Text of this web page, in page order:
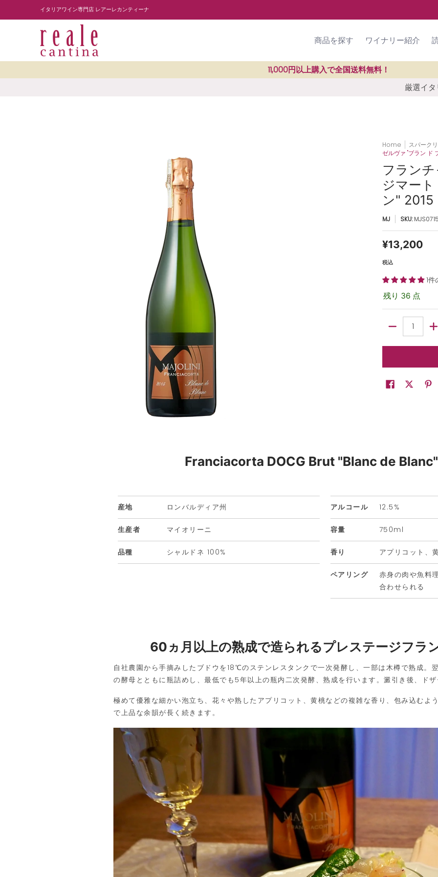
Skip to Main Content商品を探す
イタリアワイン専門店 レアーレカンティーナ
商品を探す ワイナリー紹介
11,000円以上購入で全国送料無料！
厳選イ
Home スパーク
ゼルヴァ "ブラン ド
フラン
ジマー
ン" 2015
MJ SKU:MJS0715
¥13,200
税込
1
残り 36 点
数量
Franciacorta DOCG Brut "Blanc de
産地 ロンバルディア州
生産者 マイオリーニ
品種 シャルドネ 100%
アルコール 12.5%
容量 750ml
香り アプリコット、
ペアリング
赤身の肉や魚料
合わせられる
60ヵ月以上の熟成で造られるプレステージフラ
自社農園から手摘みしたブドウを18℃のステンレスタンクで一次発酵し、一部は木樽で熟成。
の酵母とともに瓶詰めし、最低でも5年以上の瓶内二次発酵、熟成を行います。澱引き後、ドザ
極めて優雅な細かい泡立ち、花々や熟したアプリコット、黄桃などの複雑な香り、包み込むよ
で上品な余韻が長く続きます。